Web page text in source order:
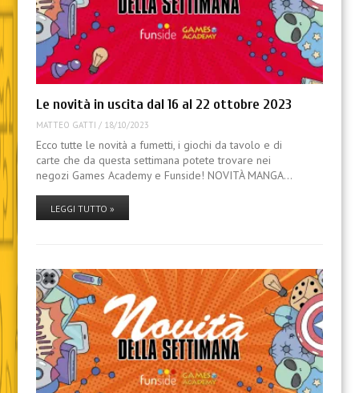
Le novità in uscita dal 16 al 22 ottobre 2023
MATTEO GATTI / 18/10/2023
Ecco tutte le novità a fumetti, i giochi da tavolo e di
carte che da questa settimana potete trovare nei
negozi Games Academy e Funside! NOVITÀ MANGA…
LEGGI TUTTO »